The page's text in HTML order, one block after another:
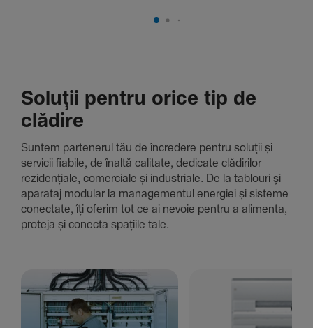
Soluții pentru orice tip de
clădire
Suntem parte­nerul tău de încre­dere pentru soluții și
servicii fiabile, de înaltă cali­tate, dedi­cate clădi­rilor
rezi­den­țiale, comer­ciale și indus­triale. De la tablouri și
aparataj modular la managementul energiei și sisteme
conec­tate, îți oferim tot ce ai nevoie pentru a alimenta,
proteja și conecta spațiile tale.